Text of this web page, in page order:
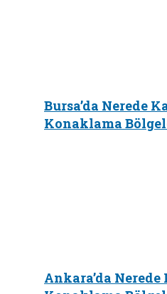
Bursa’da Nerede
Konaklama
Ankara’da Nerede